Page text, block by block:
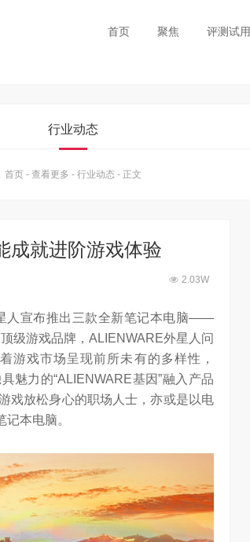
首页 聚焦 评测试用
行业动态
首页 - 查看更多 - 行业动态 - 正文
成就进阶游戏体验
2.03W
人宣布推出三款全新笔记本电脑——
级游戏品牌，ALIENWARE外星人问
游戏市场呈现前所未有的多样性，
魅力的“ALIENWARE基因”融入产品
戏放松身心的职场人士，亦或是以电
本电脑。